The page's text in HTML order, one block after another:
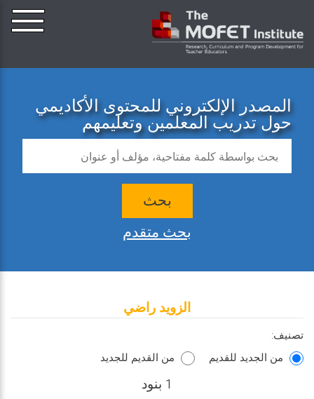
المصدر الإلكتروني للمحتوى الأكاديمي
حول تدريب المعلمين وتعليمهم
بحث
بحث متقدم
الزويد راضي
تصنيف:
من الجديد للقديم
من القديم للجديد
1 بنود